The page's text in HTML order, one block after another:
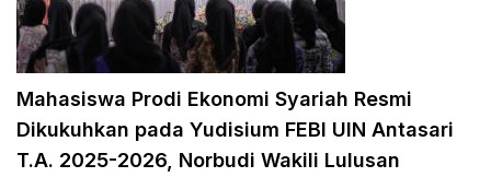
Mahasiswa Prodi Ekonomi Syariah Resmi
Dikukuhkan pada Yudisium FEBI UIN Antasari
T.A. 2025-2026, Norbudi Wakili Lulusan